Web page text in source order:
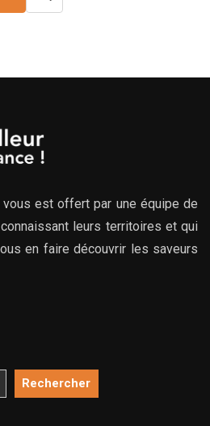
est offert par une équipe de
leurs territoires et qui
en faire découvrir les saveurs
Rechercher